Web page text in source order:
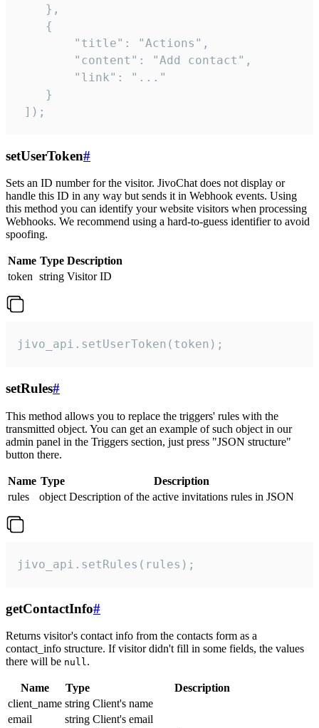
    },
    {
        "title": "Actions",
        "content": "Add contact",
        "link": "..."
    }
]);
setUserToken#
Sets an ID number for the visitor. JivoChat does not display or
handle this ID in any way but sends it in Webhook events. Using
this method you can identify your website visitors when processing
Webhooks. We recommend using a hard-to-guess identifier to avoid
spoofing.
Name Type Description
token string Visitor ID
jivo_api.setUserToken(token);
setRules#
This method allows you to replace the triggers' rules with the
transmitted object. You can get an example of such object in our
admin panel in the Triggers section, just press "JSON structure"
button there.
Name Type
Description
rules
object Description of the active invitations rules in JSON
jivo_api.setRules(rules);
getContactInfo#
Returns visitor's contact info from the contacts form as a
contact_info structure. If visitor didn't fill in some fields, the values
there will be null.
Name Type
Description
client_name string Client's name
email
string Client's email